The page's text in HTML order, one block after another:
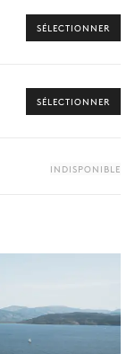
varier selon la
conciergerie
SÉLECTIONNER
SÉLECTIONNER
INDISPONIBLE